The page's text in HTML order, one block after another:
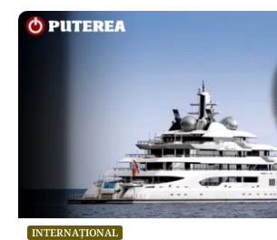
INTERNAȚIONAL